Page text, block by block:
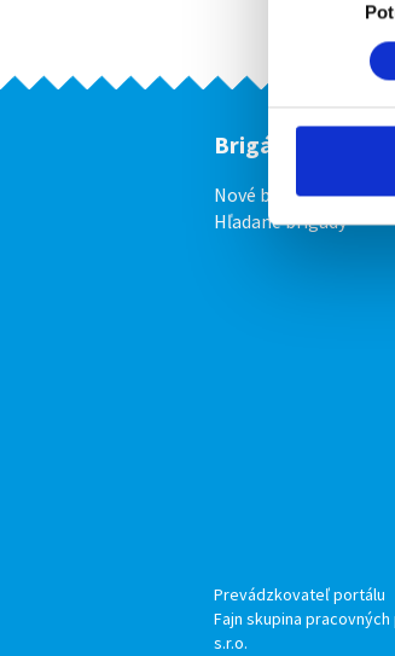
Brigádnici
Nové brigády
Hľadané brigády
Prevádzkovateľ portálu
Fajn skupina
s.r.o.